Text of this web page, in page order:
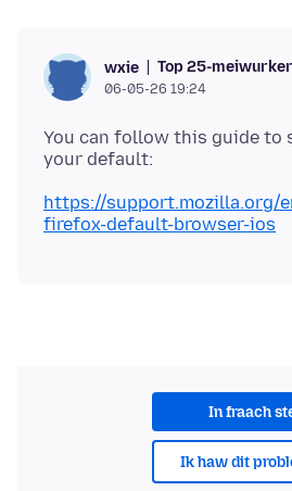
wxie Top 25-meiwurker
06-05-26 19:24
You can follow this guide to
https://support.mozilla.org/
firefox-default-browser-ios
In fraach
Ik haw dit